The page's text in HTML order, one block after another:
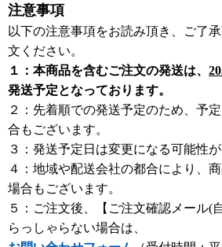
注意事項
以下の注意事項をお読み頂き、ご了
文ください。
１：本商品を含むご注文の発送は、
発送予定となっております。
２：先着順での発送予定のため、予
合もございます。
３：発送予定日は変更になる可能性が
４：地域や配送会社の都合により、
場合もございます。
５：ご注文後、【ご注文確認メール(
らっしゃらない場合は、